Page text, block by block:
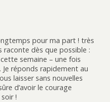
pour ma part ! très
raconte dès que possible :
semaine – une fois
réponds rapidement au
laisser sans nouvelles
d’avoir le courage
!